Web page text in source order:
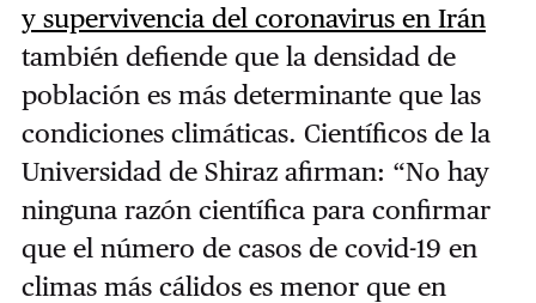
y supervivencia del coronavirus en Irán
también defiende que la densidad de
población es más determinante que las
condiciones climáticas. Científicos de la
Universidad de Shiraz afirman: “No hay
ninguna razón científica para confirmar
que el número de casos de covid-19 en
climas más cálidos es menor que en